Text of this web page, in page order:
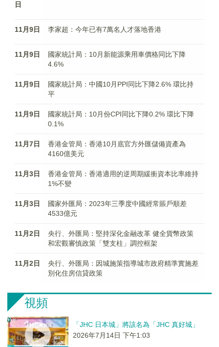
日
11月9日 李家超：今年已有7萬名人才落地香港
11月9日
國家統計局：10月新能源乘用車價格同比下降
4.6%
11月9日
國家統計局：中國10月PPI同比下降2.6% 環比持
平
11月9日
國家統計局：10月份CPI同比下降0.2% 環比下降
0.1%
11月7日
香港金管局：香港10月底官方外匯儲備資產為
4160億美元
11月3日
香港金管局：香港適用的逆周期緩衝資本比率維持
1%不變
11月3日
國家外匯局：2023年三季度中國經常賬戶順差
4533億元
11月2日
央行、外匯局：堅持深化金融改革 健全貨幣政策
和宏觀審慎政策「雙支柱」調控框架
11月2日
央行、外匯局：因城施策指導城市政府精準實施差
別化住房信貸政策
視頻
「JHC 日本城」將該名為「JHC 真好城」
2026年7月14日 下午1:03